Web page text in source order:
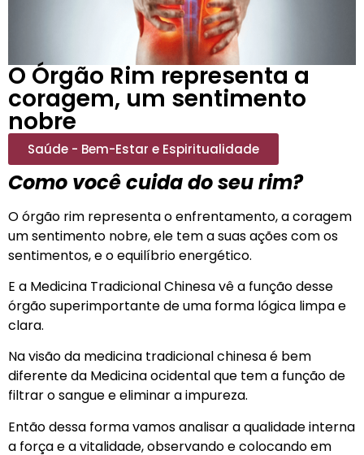
O Órgão Rim representa a
coragem, um sentimento
nobre
Saúde - Bem-Estar e Espiritualidade
Como você cuida do seu rim?
O órgão rim representa o enfrentamento, a coragem
um sentimento nobre, ele tem a suas ações com os
sentimentos, e o equilíbrio energético.
E a Medicina Tradicional Chinesa vê a função desse
órgão superimportante de uma forma lógica limpa e
clara.
Na visão da medicina tradicional chinesa é bem
diferente da Medicina ocidental que tem a função de
filtrar o sangue e eliminar a impureza.
Então dessa forma vamos analisar a qualidade interna
a força e a vitalidade, observando e colocando em